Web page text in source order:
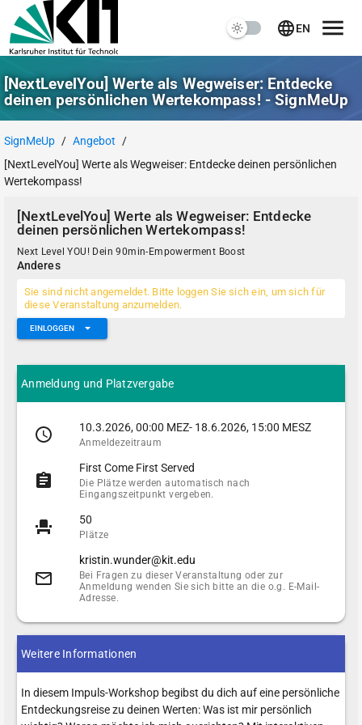
EN
[NextLevelYou] Werte als Wegweiser: Entdecke
deinen persönlichen Wertekompass! - SignMeUp
SignMeUp / Angebot
/
[NextLevelYou] Werte als Wegweiser: Entdecke deinen persönlichen
Wertekompass!
[NextLevelYou] Werte als Wegweiser: Entdecke
deinen persönlichen Wertekompass!
Next Level YOU! Dein 90min-Empowerment Boost
Anderes
Sie sind nicht angemeldet. Bitte loggen Sie sich ein, um sich für
diese Veranstaltung anzumelden.
EINLOGGEN
Anmeldung und Platzvergabe
10.3.2026, 00:00 MEZ- 18.6.2026, 15:00 MESZ
Anmeldezeitraum
First Come First Served
Die Plätze werden automatisch nach
Eingangszeitpunkt vergeben.
50
Plätze
kristin.wunder@kit.edu
Bei Fragen zu dieser Veranstaltung oder zur
Anmeldung wenden Sie sich bitte an die o.g. E-Mail-
Adresse.
Weitere Informationen
In diesem Impuls-Workshop begibst du dich auf eine persönliche
Entdeckungsreise zu deinen Werten: Was ist mir persönlich